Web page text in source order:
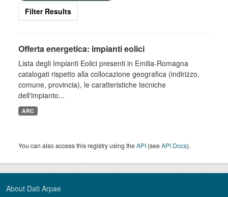
Filter Results
Offerta energetica: impianti eolici
Lista degli Impianti Eolici presenti in Emilia-Romagna
catalogati rispetto alla collocazione geografica (indirizzo,
comune, provincia), le caratteristiche tecniche
dell'impianto...
ARC
You can also access this registry using theAPI (seeAPI Docs).
About Dati Arpae